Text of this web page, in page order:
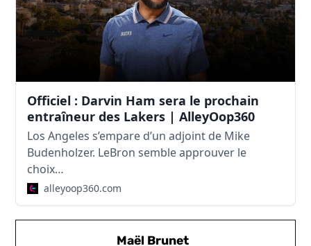
Officiel : Darvin Ham sera le prochain
entraîneur des Lakers | AlleyOop360
Los Angeles s’empare d’un adjoint de Mike
Budenholzer. LeBron semble approuver le
choix…
alleyoop360.com
Maël Brunet